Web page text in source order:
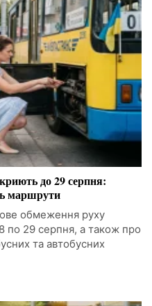
до 29 серпня:
маршрути
обмеження руху
по 29 серпня, а також про
та автобусних